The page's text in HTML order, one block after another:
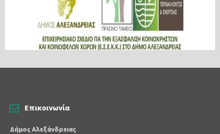
Επικοινωνία
Δήμος Αλεξάνδρειας